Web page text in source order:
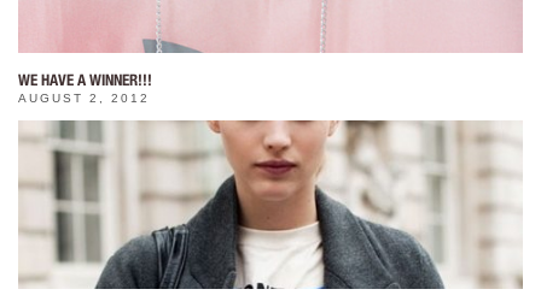
WE HAVE A WINNER!!!
AUGUST 2, 2012